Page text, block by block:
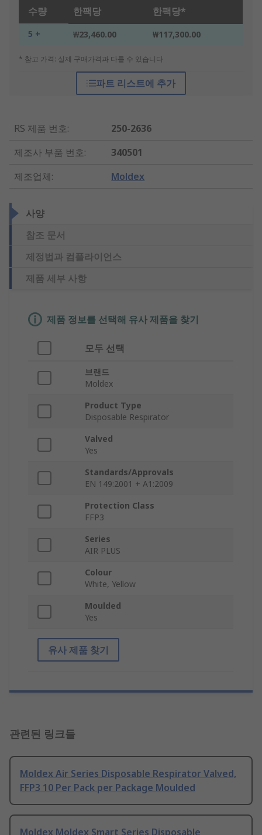
수량 한팩당 한팩당*
5 + ₩23,460.00 ₩117,300.00
* 참고 가격: 실제 구매가격과 다를 수 있습니다
파트 리스트에 추가
RS 제품 번호:
250-2636
제조사 부품 번호:
340501
제조업체: Moldex
사양
참조 문서
제정법과 컴플라이언스
제품 세부 사항
제품 정보를 선택해 유사 제품을 찾기
모두 선택
브랜드
Moldex
Product Type
Disposable Respirator
Valved
Yes
Standards/Approvals
EN 149:2001 + A1:2009
Protection Class
FFP3
Series
AIR PLUS
Colour
White, Yellow
Moulded
Yes
유사 제품 찾기
관련된 링크들
Moldex Air Series Disposable Respirator Valved,
FFP3 10 Per Pack per Package Moulded
Moldex Moldex Smart Series Disposable